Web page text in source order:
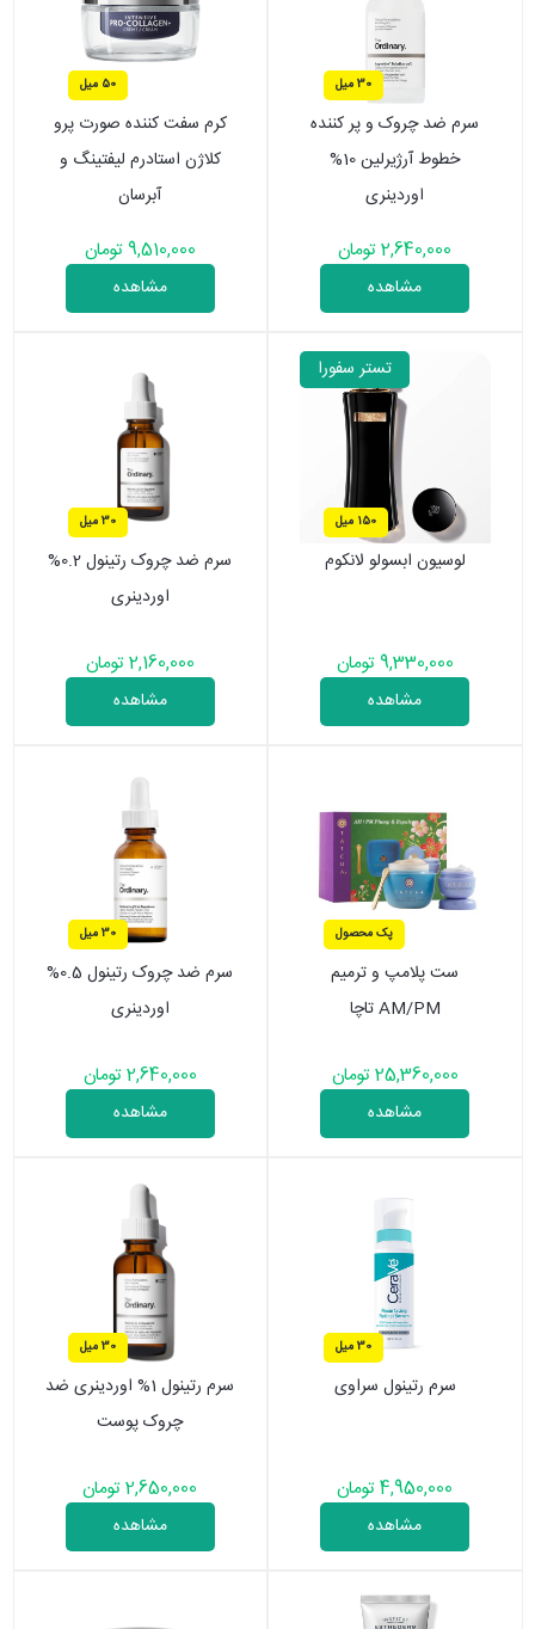
30 میل
سرم ضد چروک و پر کننده
خطوط آرژیرلین 10%
اوردینری
2,640,000 تومان
مشاهده
50 میل
کرم سفت کننده صورت پرو
کلاژن استادرم لیفتینگ و
آبرسان
9,510,000 تومان
مشاهده
تستر سفورا
150 میل
لوسیون ابسولو لانکوم
9,330,000 تومان
مشاهده
30 میل
سرم ضد چروک رتینول 0.2%
اوردینری
2,160,000 تومان
مشاهده
پک محصول
ست پلامپ و ترمیم
AM/PM تاچا
25,360,000 تومان
مشاهده
30 میل
سرم ضد چروک رتینول 0.5%
اوردینری
2,640,000 تومان
مشاهده
30 میل
سرم رتینول سراوی
4,950,000 تومان
مشاهده
30 میل
سرم رتینول 1% اوردینری ضد
چروک پوست
2,650,000 تومان
مشاهده